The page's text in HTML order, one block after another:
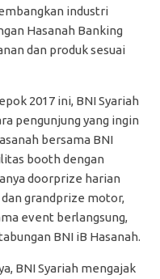
industri
Hasanah Banking
dan produk sesuai
2017 ini, BNI Syariah
pengunjung yang ingin
bersama BNI
booth dengan
doorprize harian
grandprize motor,
event berlangsung,
BNI iB Hasanah.
BNI Syariah mengajak